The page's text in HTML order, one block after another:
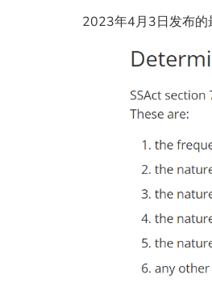
2023年4月3日发布的